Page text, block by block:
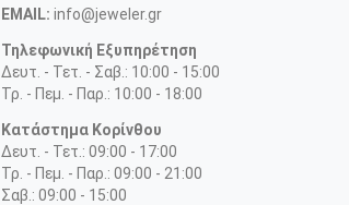
EMAIL: info@jeweler.gr
Τηλεφωνική Εξυπηρέτηση
Δευτ. - Τετ. - Σαβ.: 10:00 - 15:00
Τρ. - Πεμ. - Παρ.: 10:00 - 18:00
Κατάστημα Κορίνθου
Δευτ. - Τετ.: 09:00 - 17:00
Τρ. - Πεμ. - Παρ.: 09:00 - 21:00
Σαβ.: 09:00 - 15:00